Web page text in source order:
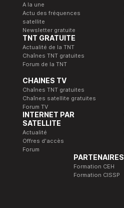
A la une
Actu des fréquences
satellite
Newsletter gratuite
TNT GRATUITE
Actualité de la TNT
Chaînes TNT gratuites
Forum de la TNT
CHAINES TV
Chaînes TNT gratuites
Chaînes satellite gratuites
Forum TV
INTERNET PAR
SATELLITE
Actualité
Offres d'accès
Forum
PARTENAIRES
Formation CEH
Formation CISSP